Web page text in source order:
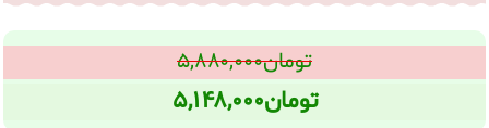
تومان۵,۸۸۰,۰۰۰
تومان۵,۱۴۸,۰۰۰